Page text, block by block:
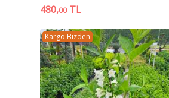
480,00TL
Kargo Bizden